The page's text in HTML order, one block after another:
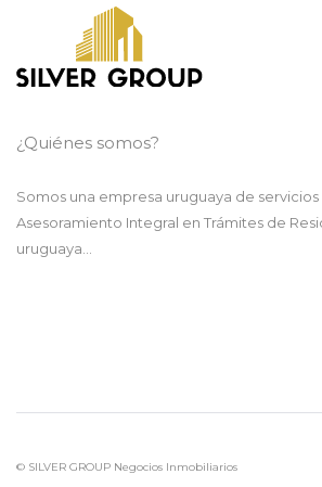
¿Quiénes somos?
Somos una empresa uruguaya de
Asesoramiento Integral en Trámites de
uruguaya...
© SILVER GROUP Negocios Inmobiliarios